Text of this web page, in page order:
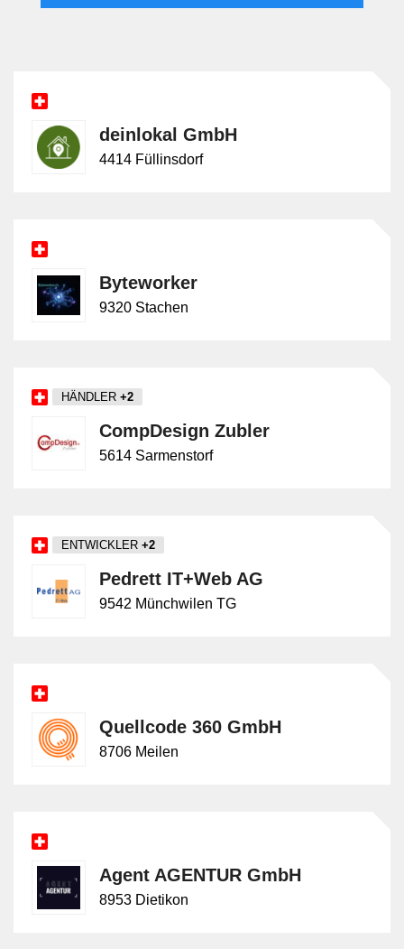
Kanäle wie E-Mail, Telefonie oder Kollaboration im
Grundlage wie Plattform, Infrastruktur oder
Entwicklungsumgebung beschreibt, sondern eine
konkrete Anwendung für Unternehmensprozesse.
deinlokal GmbH
4414 Füllinsdorf
Byteworker
9320 Stachen
HÄNDLER +2
CompDesign Zubler
5614 Sarmenstorf
ENTWICKLER +2
Pedrett IT+Web AG
9542 Münchwilen TG
Quellcode 360 GmbH
8706 Meilen
Agent AGENTUR GmbH
8953 Dietikon